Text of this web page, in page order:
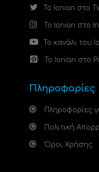
Το Ionian στο
Το Ionian στο
Το κανάλι του
Το Ionian στο
Πληροφορίες
Πληροφορίες
Πολιτική
Όροι Χρήσης